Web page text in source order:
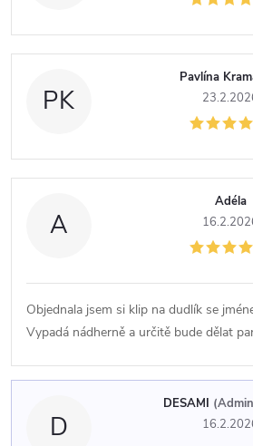
i
h
n
o
c
PK
Pavlína
A
Adéla
Objednala jsem si klip na dudlík se
Vypadá nádherně a určitě bude dělat
D
DESAMI